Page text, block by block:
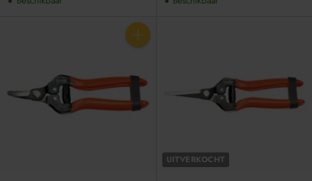
Aantal
UITVERKOCHT